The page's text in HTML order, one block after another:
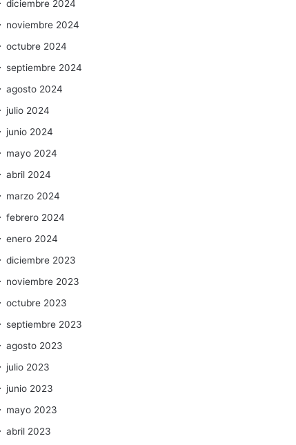
diciembre 2024
noviembre 2024
octubre 2024
septiembre 2024
agosto 2024
julio 2024
junio 2024
mayo 2024
abril 2024
marzo 2024
febrero 2024
enero 2024
diciembre 2023
noviembre 2023
octubre 2023
septiembre 2023
agosto 2023
julio 2023
junio 2023
mayo 2023
abril 2023